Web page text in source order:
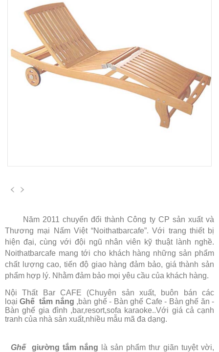
Năm 2011 chuyển đổi thành Công ty CP sản xuất và
Thương mại Nấm Việt “Noithatbarcafe”. Với trang thiết bị
hiện đại, cùng với đội ngũ nhân viên kỹ thuật lành nghề.
Noithatbarcafe mang tới cho khách hàng những sản phẩm
chất lượng cao, tiến độ giao hàng đảm bảo, giá thành sản
phẩm hợp lý. Nhằm đảm bảo mọi yêu cầu của khách hàng.
Nội Thất Bar CAFE (Chuyên sản xuất, buôn bán các
loạiGhế tắm nắng ,bàn ghế - Bàn ghế Cafe - Bàn ghế ăn -
Bàn ghế gia đình ,bar,resort,sofa karaoke..Với giá cả cạnh
tranh của nhà sản xuất,nhiều mẫu mã đa dạng.
Ghế giường tắm nắng là sản phẩm thư giãn tuyệt vời,